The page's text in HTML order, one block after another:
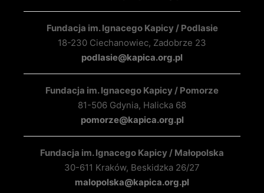
Fundacja im. Ignacego Kapicy / Podlasie
18-230 Ciechanowiec, Zadobrze 23
podlasie@kapica.org.pl
Fundacja im. Ignacego Kapicy / Pomorze
81-506 Gdynia, Halicka 68
pomorze@kapica.org.pl
Fundacja im. Ignacego Kapicy / Małopolska
30-611 Kraków, Beskidzka 26/27
malopolska@kapica.org.pl